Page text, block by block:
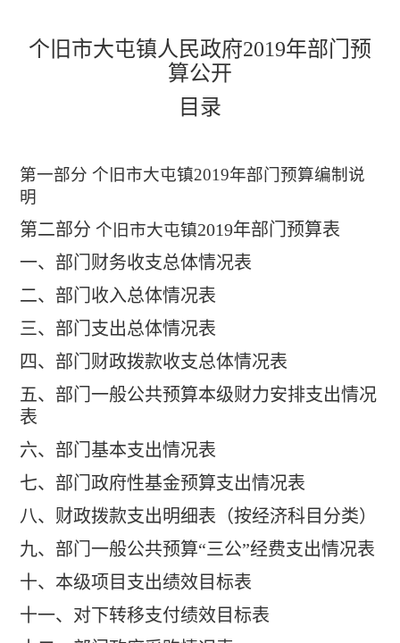
个旧市大屯镇人民政府2019年部门预
算公开
目录
第一部分 个旧市大屯镇2019年部门预算编制说
明
第二部分个旧市大屯镇2019年部门预算表
一、部门财务收支总体情况表
二、部门收入总体情况表
三、部门支出总体情况表
四、部门财政拨款收支总体情况表
五、部门一般公共预算本级财力安排支出情况
表
六、部门基本支出情况表
七、部门政府性基金预算支出情况表
八、财政拨款支出明细表（按经济科目分类）
九、部门一般公共预算“三公”经费支出情况表
十、本级项目支出绩效目标表
十一、对下转移支付绩效目标表